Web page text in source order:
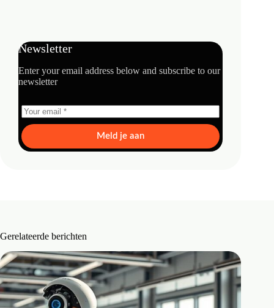
Newsletter
Enter your email address below and subscribe to our
newsletter
Meld je aan
Gerelateerde berichten